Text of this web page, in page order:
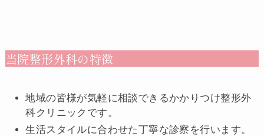
当院整形外科の特徴
地域の皆様が気軽に相談できるかかりつけ整形外
科クリニックです。
生活スタイルに合わせた丁寧な診察を行います。